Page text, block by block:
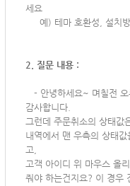
세요
예) 테마 호환성, 설치
2. 질문 내용 :
- 안녕하세요~ 며칠전
감사합니다.
그런데 주문취소의 상태값
내역에서 맨 우측의 상태
고,
고객 아이디 위 마우스 올
줘야 하는건지요? 이 경우